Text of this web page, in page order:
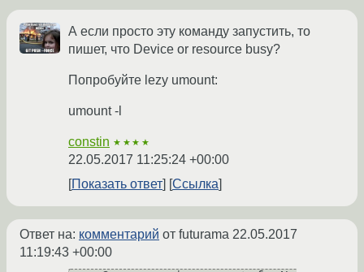
А если просто эту команду запустить, то
пишет, что Device or resource busy?
Попробуйте lezy umount:
umount -l
constin ★★★★
22.05.2017 11:25:24 +00:00
Показать ответ
Ссылка
Ответ на: комментарий от futurama 22.05.2017
11:19:43 +00:00